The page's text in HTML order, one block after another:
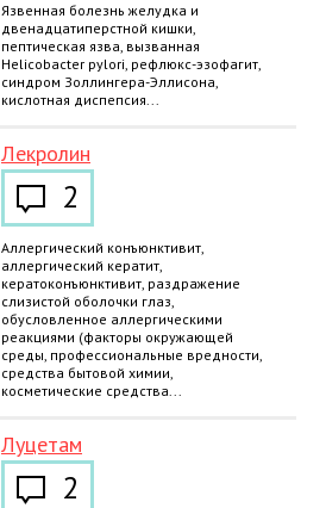
Язвенная болезнь желудка и
двенадцатиперстной кишки,
пептическая язва, вызванная
Helicobacter pylori, рефлюкс-эзофагит,
синдром Золлингера-Эллисона,
кислотная диспепсия...
Лекролин
2
Аллергический конъюнктивит,
аллергический кератит,
кератоконъюнктивит, раздражение
слизистой оболочки глаз,
обусловленное аллергическими
реакциями (факторы окружающей
среды, профессиональные вредности,
средства бытовой химии,
косметические средства...
Луцетам
2